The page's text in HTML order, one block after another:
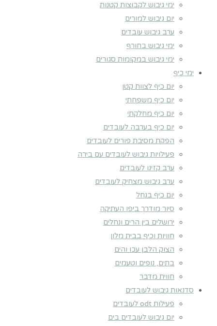
ימי גיבוש לקבוצות קטנות
יום גיבוש למורים
ערב גיבוש עובדים
ימי גיבוש בחורף
ימי גיבוש במקומות סגורים
ימי כיף
יום כיף לצוות קטן
יום כיף משפחתי
יום כיף מחלקתי
יום כיף בערבה לעובדים
הפקת מסיבת פורים לעובדים
פעילויות גיבוש לעובדים עם בירה
ערב קזינו לעובדים
ערב גיבוש מצחיק לעובדים
יום כיף בנחל
סיור מודרך ביפו העתיקה
ירושלים בין הרים ונחלים
חוויות וכיף בבית מלון
הצוק הלבן עכו והים
בתים, נופים וטעמים
חווית מדבר
סדנאות גיבוש לעובדים
פעילות odt לעובדים
יום גיבוש לעובדים בים